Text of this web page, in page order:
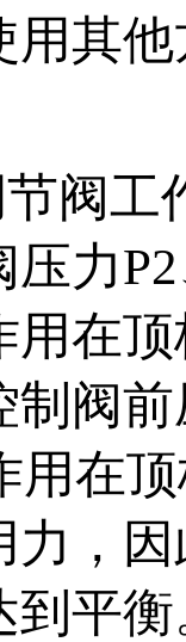
用其
阀工
压力
用在
制阀
用在
力，
到平衡